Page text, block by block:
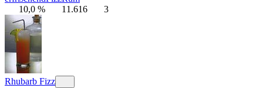
10,0 %
11.616 3
Rhubarb Fizz